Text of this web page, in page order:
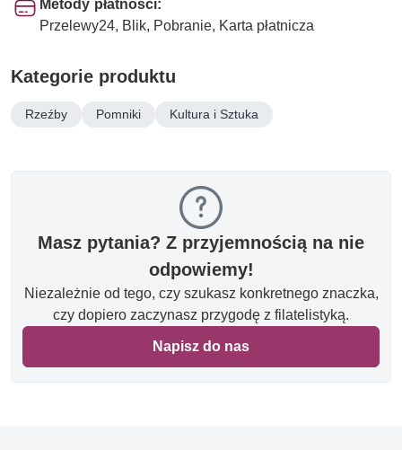
Metody płatności:
Przelewy24, Blik, Pobranie, Karta płatnicza
Kategorie produktu
Rzeźby Pomniki Kultura i Sztuka
Masz pytania? Z przyjemnością na nie
odpowiemy!
Niezależnie od tego, czy szukasz konkretnego znaczka,
czy dopiero zaczynasz przygodę z filatelistyką.
Napisz do nas